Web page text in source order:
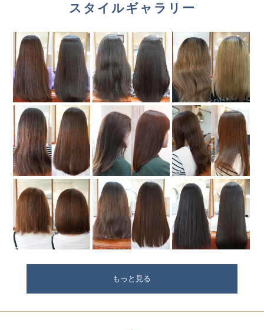
スタイルギャラリー
もっと見る